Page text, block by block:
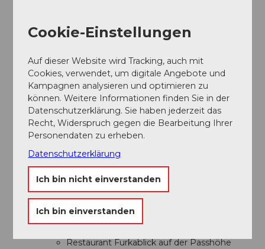
Ferienregion Andermatt+41 41 888 71
00,info@andermatt.swiss
Autor:in
Andermatt-Urserntal Tourismus GmbH
Organisation
Région de vacances Andermatt
Unser Tipp
Restaurant Furkablick auf der Passhöhe
Cookie-Einstellungen
Auf dieser Website wird Tracking, auch mit
Cookies, verwendet, um digitale Angebote und
Kampagnen analysieren und optimieren zu
können. Weitere Informationen finden Sie in der
Datenschutzerklärung. Sie haben jederzeit das
Recht, Widerspruch gegen die Bearbeitung Ihrer
Personendaten zu erheben.
Datenschutzerklärung
Ich bin nicht einverstanden
Ich bin einverstanden